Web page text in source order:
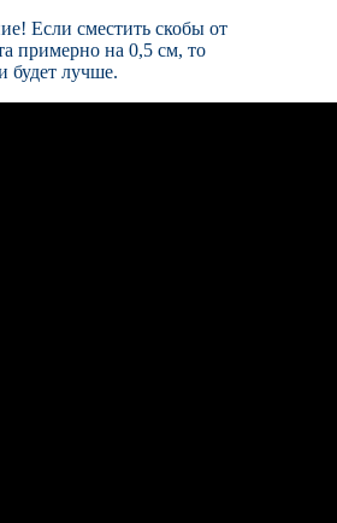
Если сместить скобы от
примерно на 0,5 см, то
будет лучше.